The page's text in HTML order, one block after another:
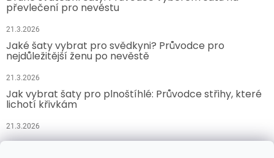
převlečení pro nevěstu
21.3.2026
Jaké šaty vybrat pro svědkyni? Průvodce pro
nejdůležitější ženu po nevěstě
21.3.2026
Jak vybrat šaty pro plnoštíhlé: Průvodce střihy, které
lichotí křivkám
21.3.2026